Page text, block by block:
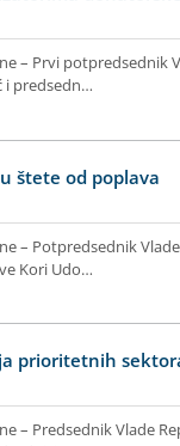
– Prvi potpredsednik
i predsedn…
štete od poplava
– Potpredsednik
Kori Udo…
prioritetnih
– Predsednik Vlade